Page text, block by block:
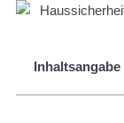
Inhaltsangabe